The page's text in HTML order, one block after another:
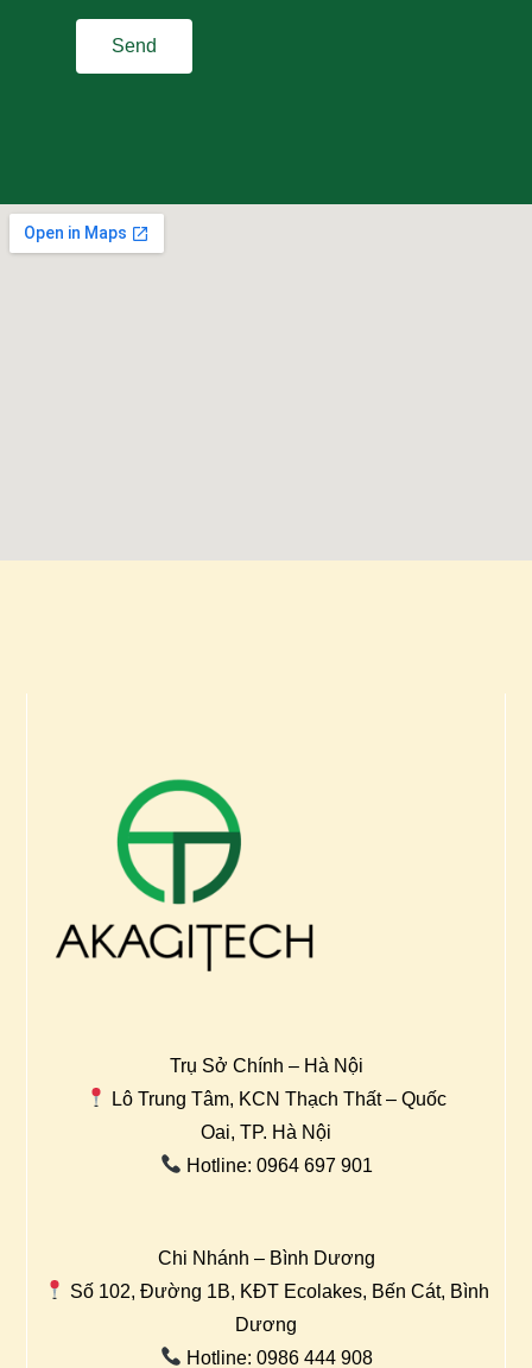
Trụ Sở Chính – Hà Nội
Lô Trung Tâm, KCN Thạch Thất – Quốc
Oai, TP. Hà Nội
Hotline: 0964 697 901
Chi Nhánh – Bình Dương
Số 102, Đường 1B, KĐT Ecolakes, Bến Cát, Bình
Dương
Hotline: 0986 444 908